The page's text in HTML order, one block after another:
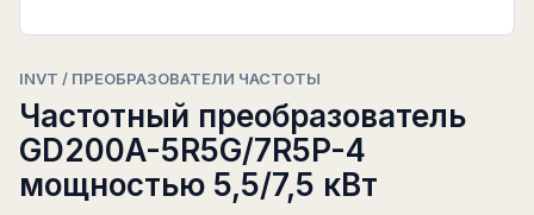
INVT / ПРЕОБРАЗОВАТЕЛИ ЧАСТОТЫ
Частотный преобразователь
GD200A-5R5G/7R5P-4
мощностью 5,5/7,5 кВт